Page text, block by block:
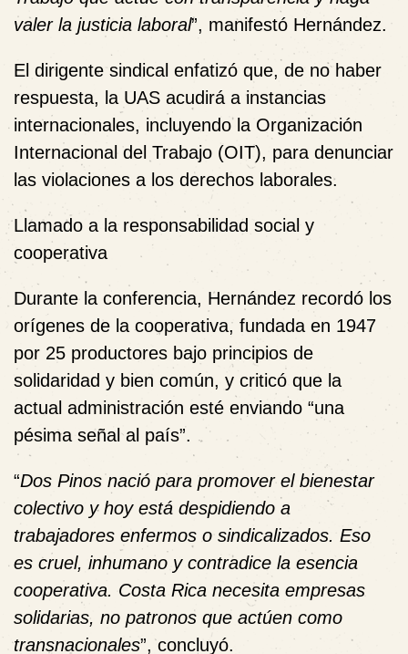
valer la justicia laboral”, manifestó Hernández.
El dirigente sindical enfatizó que, de no haber
respuesta, la UAS acudirá a instancias
internacionales, incluyendo la Organización
Internacional del Trabajo (OIT), para denunciar
las violaciones a los derechos laborales.
Llamado a la responsabilidad social y
cooperativa
Durante la conferencia, Hernández recordó los
orígenes de la cooperativa, fundada en 1947
por 25 productores bajo principios de
solidaridad y bien común, y criticó que la
actual administración esté enviando “una
pésima señal al país”.
“Dos Pinos nació para promover el bienestar
colectivo y hoy está despidiendo a
trabajadores enfermos o sindicalizados. Eso
es cruel, inhumano y contradice la esencia
cooperativa. Costa Rica necesita empresas
solidarias, no patronos que actúen como
transnacionales”, concluyó.